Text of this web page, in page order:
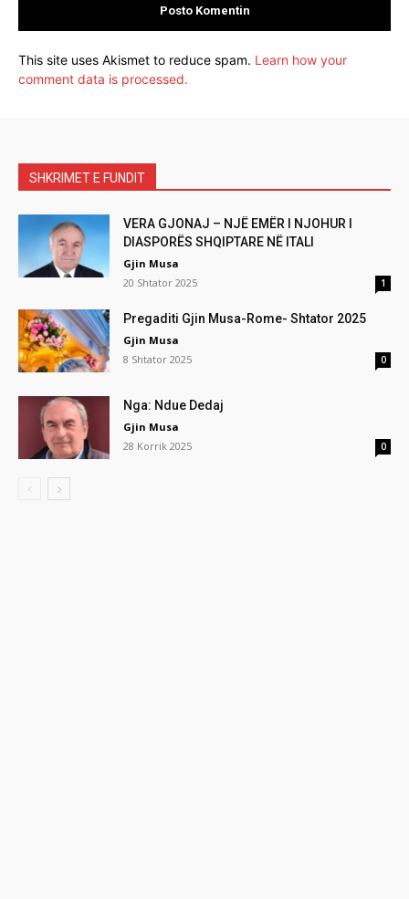
This site uses Akismet to reduce spam. Learn how your
comment data is processed.
SHKRIMET E FUNDIT
VERA GJONAJ – NJË EMËR I NJOHUR I
DIASPORËS SHQIPTARE NË ITALI
Gjin Musa
20 Shtator 2025
1
Pregaditi Gjin Musa-Rome- Shtator 2025
Gjin Musa
8 Shtator 2025
0
Nga: Ndue Dedaj
Gjin Musa
28 Korrik 2025
0